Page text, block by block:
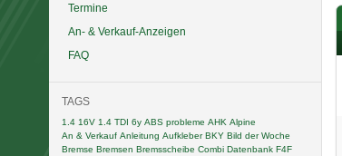
Termine
An- & Verkauf-Anzeigen
FAQ
TAGS
1.4 16V 1.4 TDI 6y ABS probleme AHK Alpine
An & Verkauf Anleitung Aufkleber BKY Bild der Woche
Bremse Bremsen Bremsscheibe Combi Datenbank F4F